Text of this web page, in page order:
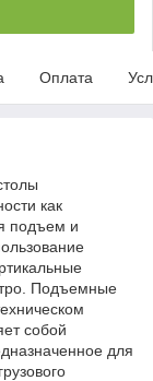
Оплата
как
подъем и
Подъемные
собой
для